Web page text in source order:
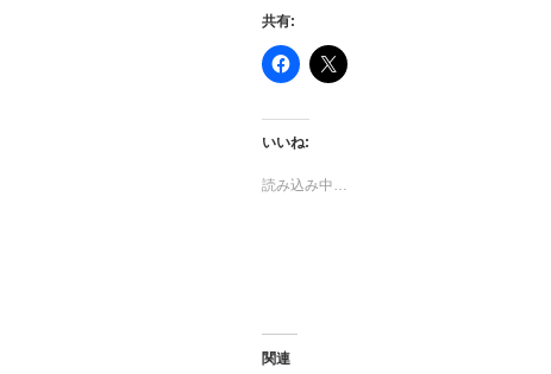
共有:
F
a
b
o
o
で
ク
ク
リ
共
いいね:
読み込み中…
関連